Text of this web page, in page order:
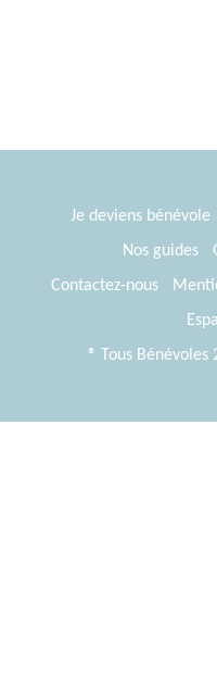
Je deviens bénévole
Nos guides
Contactez-nous
® Tous Bénévoles